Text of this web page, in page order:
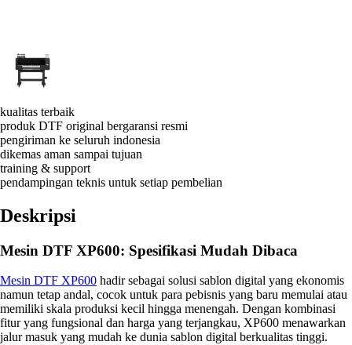
kualitas terbaik
produk DTF original bergaransi resmi
pengiriman ke seluruh indonesia
dikemas aman sampai tujuan
training & support
pendampingan teknis untuk setiap pembelian
Deskripsi
Mesin DTF XP600: Spesifikasi Mudah Dibaca
Mesin DTF XP600 hadir sebagai solusi sablon digital yang ekonomis
namun tetap andal, cocok untuk para pebisnis yang baru memulai atau
memiliki skala produksi kecil hingga menengah. Dengan kombinasi
fitur yang fungsional dan harga yang terjangkau, XP600 menawarkan
jalur masuk yang mudah ke dunia sablon digital berkualitas tinggi.